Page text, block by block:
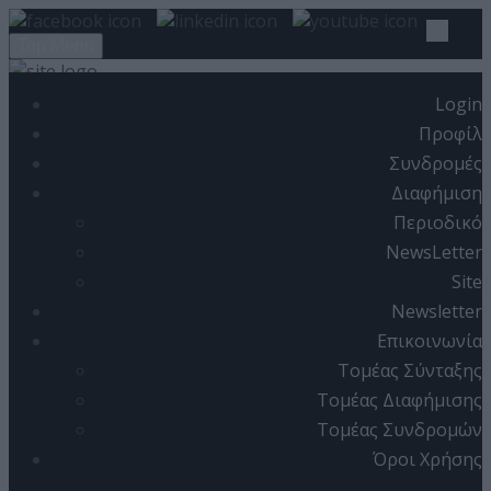
Login
Προφίλ
Συνδρομές
Διαφήμιση
Περιοδικό
NewsLetter
Site
Newsletter
Επικοινωνία
Τομέας Σύνταξης
Τομέας Διαφήμισης
Τομέας Συνδρομών
Όροι Χρήσης